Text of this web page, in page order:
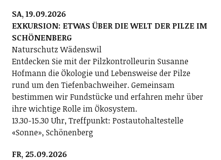
SA, 19.09.2026
EXKURSION: ETWAS ÜBER DIE WELT DER PILZE IM
SCHÖNENBERG
Naturschutz Wädenswil
Entdecken Sie mit der Pilzkontrolleurin Susanne
Hofmann die Ökologie und Lebensweise der Pilze
rund um den Tiefenbachweiher. Gemeinsam
bestimmen wir Fundstücke und erfahren mehr über
ihre wichtige Rolle im Ökosystem.
13.30-15.30 Uhr, Treffpunkt: Postautohaltestelle
«Sonne», Schönenberg
FR, 25.09.2026